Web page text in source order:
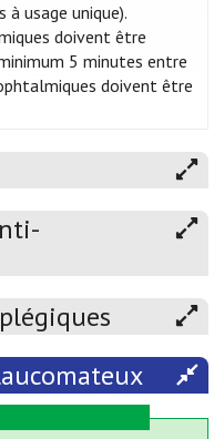
usage unique).
doivent être
5 minutes entre
doivent être